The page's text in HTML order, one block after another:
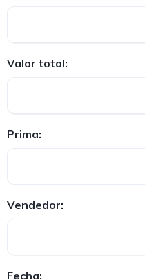
Valor total:
Prima:
Vendedor:
Fecha: